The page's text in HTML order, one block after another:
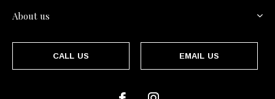
About us
CALL US EMAIL US